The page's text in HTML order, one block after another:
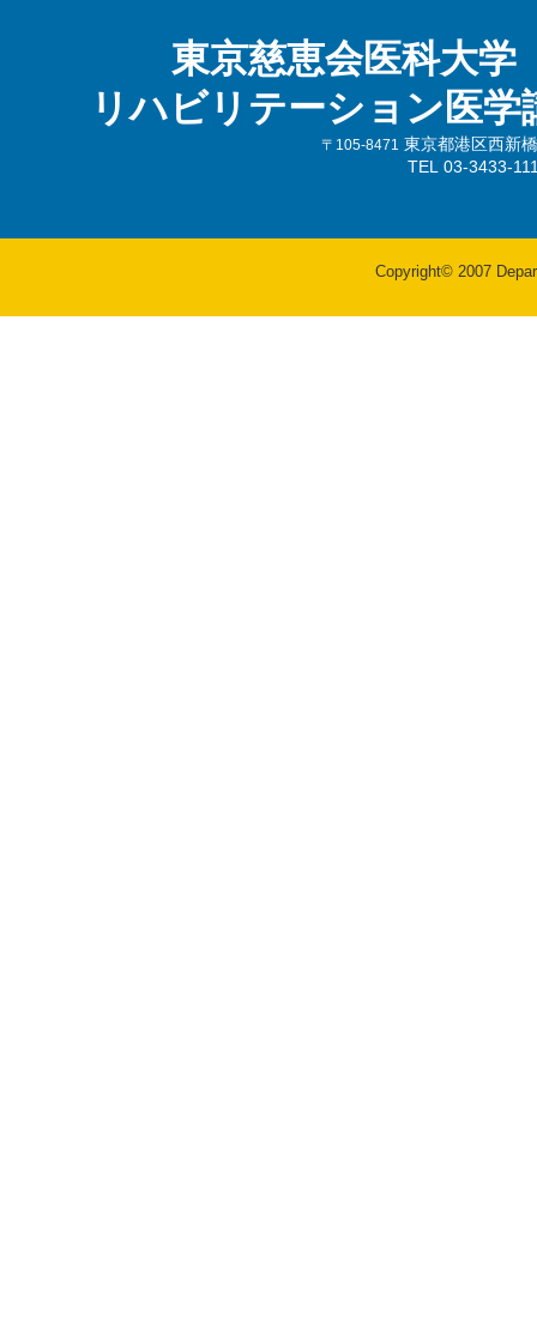
東京慈恵会医科大学
リハビリテーション医学
〒105-8471
東京都港区西新
TEL 03-3433-
Copyright© 2007